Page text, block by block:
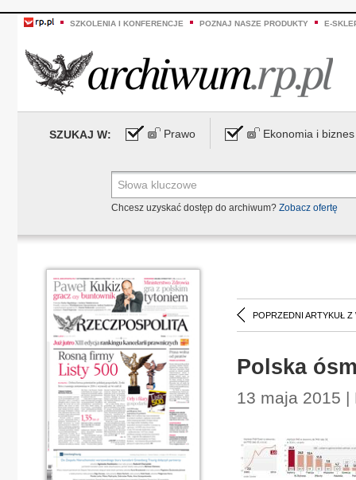
SZKOLENIA I KONFERENCJE POZNAJ NASZE PRODUKTY E-
SZUKAJ W: Prawo Ekonomia i biznes
Chcesz uzyskać dostęp do archiwum? Zobacz ofertę
POPRZEDNI ARTYKUŁ Z
Polska
13 maja 2015 |